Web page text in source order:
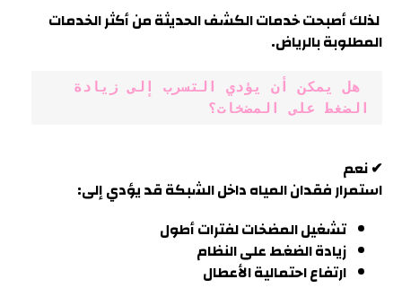
لذلك أصبحت خدمات الكشف الحديثة من أكثر الخدمات
المطلوبة بالرياض.
الضغط على المضخات؟
✔ نعم
استمرار فقدان المياه داخل الشبكة قد يؤدي إلى:
تشغيل المضخات لفترات أطول
زيادة الضغط على النظام
ارتفاع احتمالية الأعطال